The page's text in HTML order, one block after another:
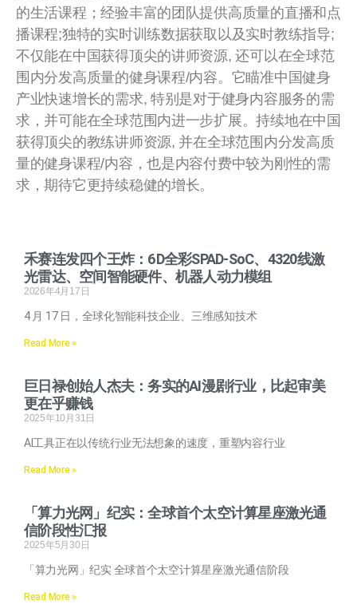
的生活课程；经验丰富的团队提供高质量的直播和点
播课程;独特的实时训练数据获取以及实时教练指导;
不仅能在中国获得顶尖的讲师资源, 还可以在全球范
围内分发高质量的健身课程/内容。它瞄准中国健身
产业快速增长的需求, 特别是对于健身内容服务的需
求，并可能在全球范围内进一步扩展。持续地在中国
获得顶尖的教练讲师资源, 并在全球范围内分发高质
量的健身课程/内容，也是内容付费中较为刚性的需
求，期待它更持续稳健的增长。
禾赛连发四个王炸：6D全彩SPAD-SoC、4320线激
光雷达、空间智能硬件、机器人动力模组
2026年4月17日
4 月 17 日，全球化智能科技企业、三维感知技术
Read More »
巨日禄创始人杰夫：务实的AI漫剧行业，比起审美
更在乎赚钱
2025年10月31日
AI工具正在以传统行业无法想象的速度，重塑内容行业
Read More »
「算力光网」纪实：全球首个太空计算星座激光通
信阶段性汇报
2025年5月30日
「算力光网」纪实 全球首个太空计算星座激光通信阶段
Read More »